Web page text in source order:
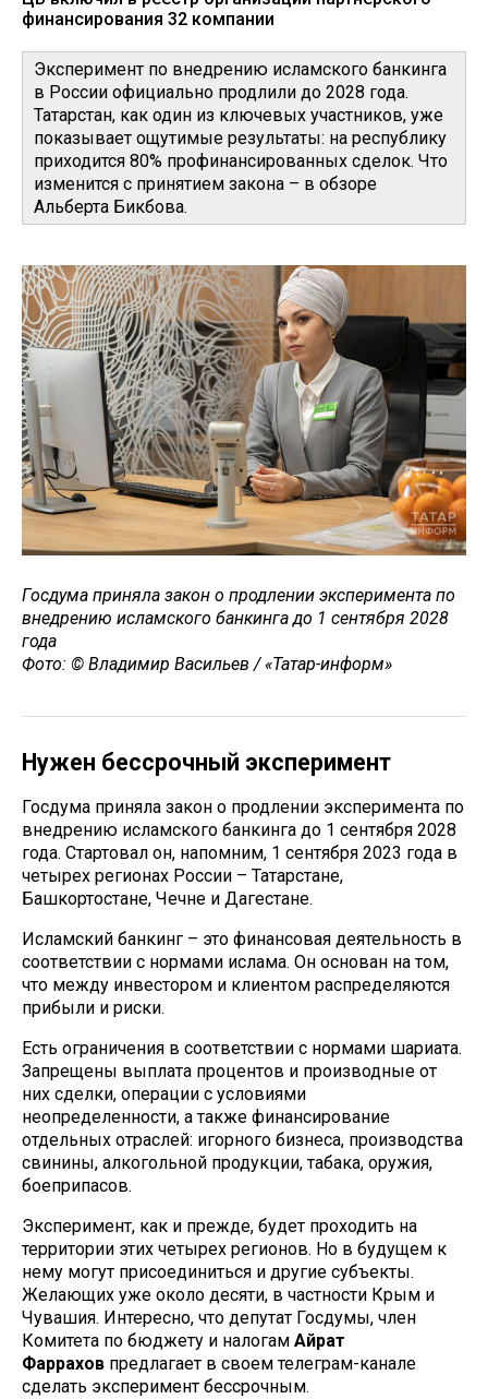
финансирования 32 компании
Эксперимент по внедрению исламского банкинга
в России официально продлили до 2028 года.
Татарстан, как один из ключевых участников, уже
показывает ощутимые результаты: на республику
приходится 80% профинансированных сделок. Что
изменится с принятием закона – в обзоре
Альберта Бикбова.
Госдума приняла закон о продлении эксперимента по
внедрению исламского банкинга до 1 сентября 2028
года
Фото: © Владимир Васильев / «Татар-информ»
Нужен бессрочный эксперимент
Госдума приняла закон о продлении эксперимента по
внедрению исламского банкинга до 1 сентября 2028
года. Стартовал он, напомним, 1 сентября 2023 года в
четырех регионах России – Татарстане,
Башкортостане, Чечне и Дагестане.
Исламский банкинг – это финансовая деятельность в
соответствии с нормами ислама. Он основан на том,
что между инвестором и клиентом распределяются
прибыли и риски.
Есть ограничения в соответствии с нормами шариата.
Запрещены выплата процентов и производные от
них сделки, операции с условиями
неопределенности, а также финансирование
отдельных отраслей: игорного бизнеса, производства
свинины, алкогольной продукции, табака, оружия,
боеприпасов.
Эксперимент, как и прежде, будет проходить на
территории этих четырех регионов. Но в будущем к
нему могут присоединиться и другие субъекты.
Желающих уже около десяти, в частности Крым и
Чувашия. Интересно, что депутат Госдумы, член
Комитета по бюджету и налогам Айрат
Фаррахов предлагает в своем телеграм-канале
сделать эксперимент бессрочным.